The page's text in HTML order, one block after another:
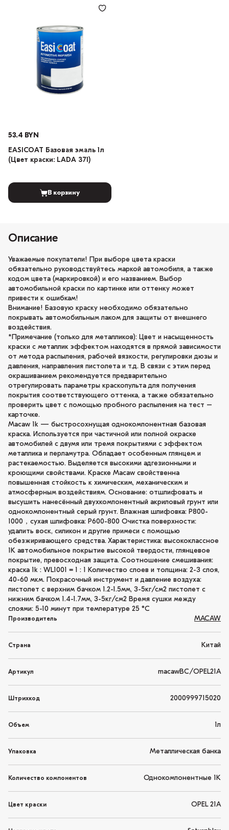
53.4 BYN
EASICOAT Базовая эмаль 1л
(Цвет краски: LADA 371)
В корзину
Описание
Уважаемые покупатели! При выборе цвета краски
обязательно руководствуйтесь маркой автомобиля, а также
кодом цвета (маркировкой) и его названием. Выбор
автомобильной краски по картинке или оттенку может
привести к ошибкам!
Внимание! Базовую краску необходимо обязательно
покрывать автомобильным лаком для защиты от внешнего
воздействия.
*Примечание (только для металликов): Цвет и насыщенность
краски с металлик эффектом находятся в прямой зависимости
от метода распыления, рабочей вязкости, регулировки дюзы и
давления, направления пистолета и т.д. В связи с этим перед
окрашиванием рекомендуется предварительно
отрегулировать параметры краскопульта для получения
покрытия соответствующего оттенка, а также обязательно
проверить цвет с помощью пробного распыления на тест –
карточке.
Macaw 1k — быстросохнущая однокомпонентная базовая
краска. Используется при частичной или полной окраске
автомобилей с двумя или тремя покрытиями с эффектом
металлика и перламутра. Обладает особенным глянцем и
растекаемостью. Выделяется высокими адгезионными и
кроющими свойствами. Краске Macaw свойственна
повышенная стойкость к химическим, механическим и
атмосферным воздействиям. Основание: отшлифовать и
высушить нанесённый двухкомпонентный акриловый грунт или
однокомпонентный серый грунт. Влажная шлифовка: P800-
1000，сухая шлифовка: P600-800 Очистка поверхности:
удалить воск, силикон и другие примеси с помощью
обезжиривающего средства. Характеристика: высококлассное
1K автомобильное покрытие высокой твердости, глянцевое
покрытие, превосходная защита. Соотношение смешивания:
краска 1k : WL1001 = 1 : 1 Количество слоев и толщина: 2-3 слоя,
40-60 мкм. Покрасочный инструмент и давление воздуха:
пистолет с верхним бачком 1.2-1.5мм, 3-5кг/см2 пистолет с
нижним бачком 1.4-1.7мм, 3-5кг/см2 Время сушки между
слоями: 5-10 минут при температуре 25 °C
Производитель MACAW
Страна Китай
Артикул macawBC/OPEL21A
Штрихкод 2000999715020
Объем 1л
Упаковка Металлическая банка
Количество компонентов Однокомпонентные 1K
Цвет краски OPEL 21A